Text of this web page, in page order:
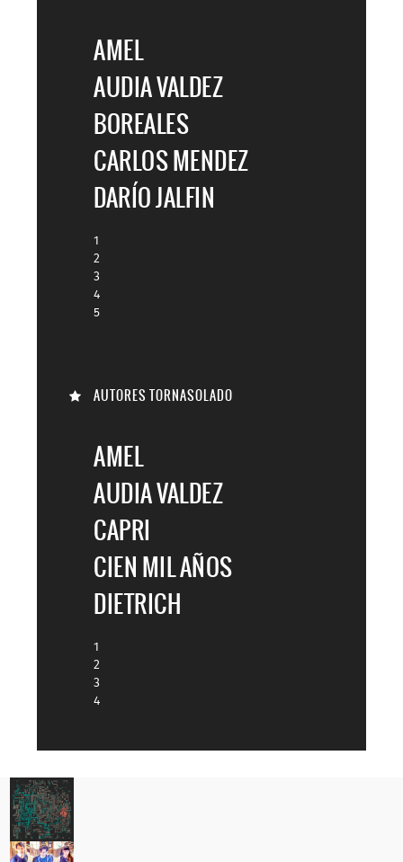

AMEL
AUDIA VALDEZ
BOREALES
CARLOS MENDEZ
DARÍO JALFIN
1
2
3
4
5
AUTORES TORNASOLADO
AMEL
AUDIA VALDEZ
CAPRI
CIEN MIL AÑOS
DIETRICH
1
2
3
4